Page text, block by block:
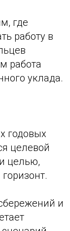
где
работу в
работа
уклада.
годовых
целевой
целью,
и